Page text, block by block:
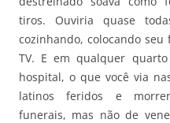
tiros. Ouviria quase
cozinhando, colocando
TV. E em qualquer
hospital, o que você via
latinos feridos e
funerais, mas não de